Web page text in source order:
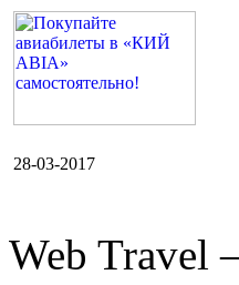
28-03-2017
Web Travel